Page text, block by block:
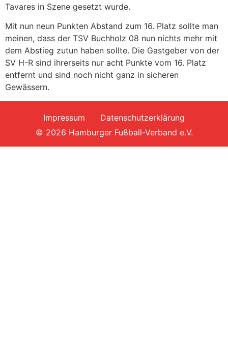
Tavares in Szene gesetzt wurde.
Mit nun neun Punkten Abstand zum 16. Platz sollte man
meinen, dass der TSV Buchholz 08 nun nichts mehr mit
dem Abstieg zutun haben sollte. Die Gastgeber von der
SV H-R sind ihrerseits nur acht Punkte vom 16. Platz
entfernt und sind noch nicht ganz in sicheren
Gewässern.
Impressum
Datenschutzerklärung
© 2026 Hamburger Fußball-Verband e.V.